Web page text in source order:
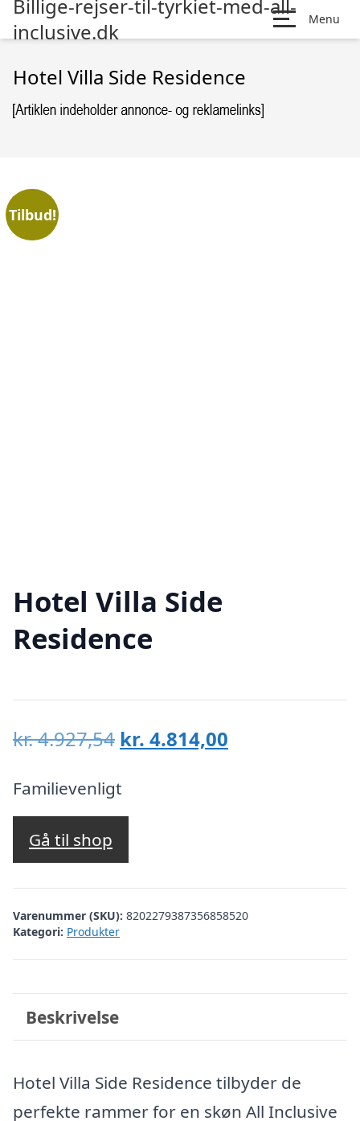
Billige-rejser-til-tyrkiet-med-all-
inclusive.dk
Menu
Hotel Villa Side Residence
Tilbud!
Hotel Villa Side
Residence
kr.4.927,54 Den
pris
var:
kr. 4.814,00
Familievenligt
Gå til shop
Varenummer (SKU): 8202279387356858520
Kategori: Produkter
Beskrivelse
Hotel Villa Side Residence tilbyder de
perfekte rammer for en skøn All Inclusive